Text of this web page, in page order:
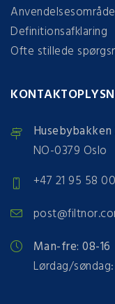
Definitionsafklaring
Ofte stillede
Husebybakken
NO-0379 Oslo
+47 21 95 58 00
Man-fre: 08-16
Lørdag/